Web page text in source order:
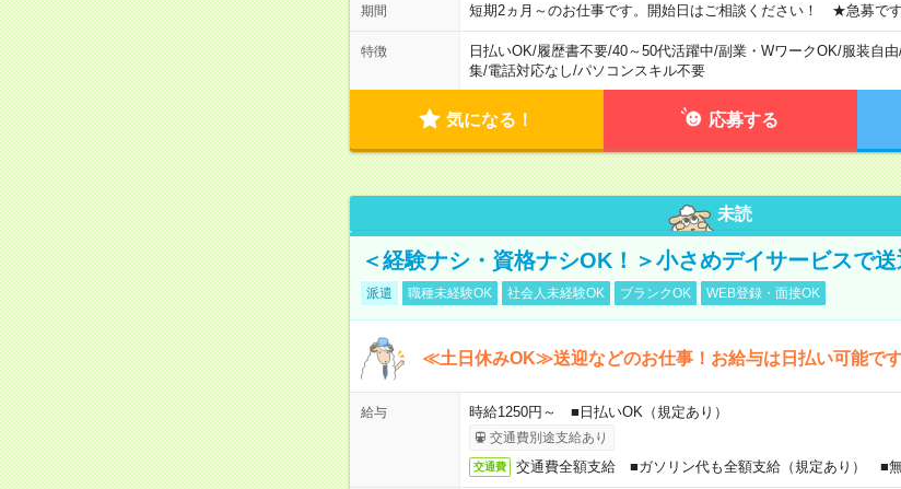
期間 短期2ヵ月～のお仕事です。開始日はご相談ください！ ★急募です
特徴 日払いOK/履歴書不要/40～50代活躍中/副業・WワークOK/服装自由
集/電話対応なし/パソコンスキル不要
気になる！ 応募する
未読
＜経験ナシ・資格ナシOK！＞小さめデイサービスで送
派遣 職種未経験OK 社会人未経験OK ブランクOK WEB登録・面接OK
≪土日休みOK≫送迎などのお仕事！お給与は日払い可能で
給与 時給1250円～ ■日払いOK（規定あり）
交通費別途支給あり
交通費 交通費全額支給 ■ガソリン代も全額支給（規定あり） ■